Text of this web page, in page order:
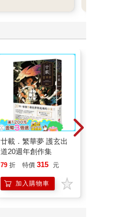
廿載．繁華夢 護玄出
道20週年創作集
79 折 特價 315 元
加入購物車